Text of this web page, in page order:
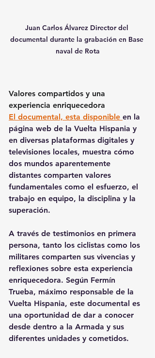
Juan Carlos Álvarez Director del
documental durante la grabación en Base
naval de Rota
Valores compartidos y una
experiencia enriquecedora
El documental, esta disponible en la
página web de la Vuelta Hispania y
en diversas plataformas digitales y
televisiones locales, muestra cómo
dos mundos aparentemente
distantes comparten valores
fundamentales como el esfuerzo, el
trabajo en equipo, la disciplina y la
superación.
A través de testimonios en primera
persona, tanto los ciclistas como los
militares comparten sus vivencias y
reflexiones sobre esta experiencia
enriquecedora. Según Fermín
Trueba, máximo responsable de la
Vuelta Hispania, este documental es
una oportunidad de dar a conocer
desde dentro a la Armada y sus
diferentes unidades y cometidos.